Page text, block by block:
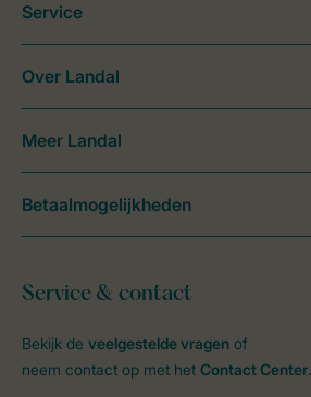
Service & contact
Bekijk de veelgestelde vragen of
neem contact op met het Contact Center.
Service
Over Landal
Meer Landal
Betaalmogelijkheden